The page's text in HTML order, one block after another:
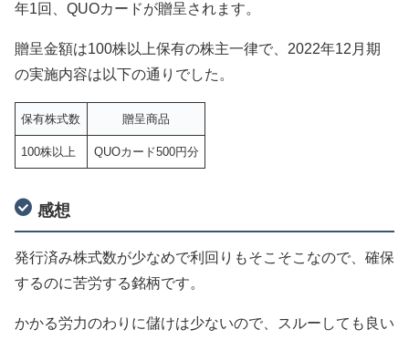
年1回、QUOカードが贈呈されます。
贈呈金額は100株以上保有の株主一律で、2022年12月期
の実施内容は以下の通りでした。
保有株式数 贈呈商品
100株以上 QUOカード500円分
感想
発行済み株式数が少なめで利回りもそこそこなので、確保
するのに苦労する銘柄です。
かかる労力のわりに儲けは少ないので、スルーしても良い